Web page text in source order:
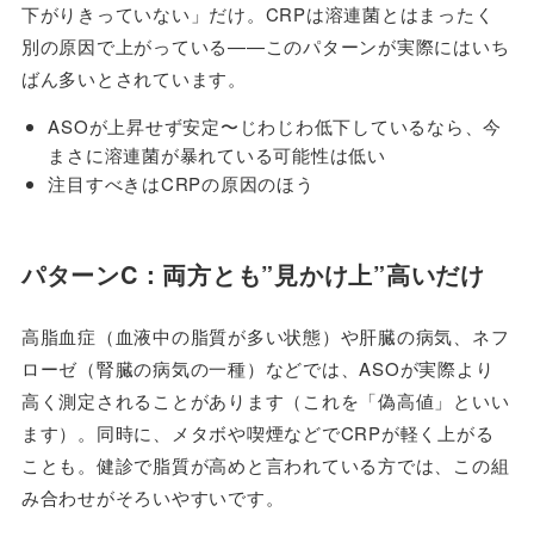
下がりきっていない」だけ。CRPは溶連菌とはまったく
別の原因で上がっている——このパターンが実際にはいち
ばん多いとされています。
ASOが上昇せず安定〜じわじわ低下しているなら、今
まさに溶連菌が暴れている可能性は低い
注目すべきはCRPの原因のほう
パターンC：両方とも”見かけ上”高いだけ
高脂血症（血液中の脂質が多い状態）や肝臓の病気、ネフ
ローゼ（腎臓の病気の一種）などでは、ASOが実際より
高く測定されることがあります（これを「偽高値」といい
ます）。同時に、メタボや喫煙などでCRPが軽く上がる
ことも。健診で脂質が高めと言われている方では、この組
み合わせがそろいやすいです。